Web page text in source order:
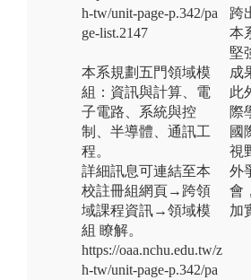
h-tw/unit-page-p.342/pa
ge-list.2147
本系規劃五門領域模
組：資訊與計算、電
子電路、系統與控
制、半導體、通訊工
程。
詳細訊息可連結至本
校註冊組網頁→跨領
域課程資訊→領域模
組 瞭解。
https://oaa.nchu.edu.tw/z
h-tw/unit-page-p.342/pa
跨
本
堅
成
此
際
國
視
外
會
加